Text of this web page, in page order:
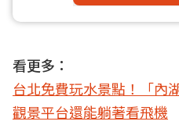
看更多：
台北免費玩水景點！「內
觀景平台還能躺著看飛機